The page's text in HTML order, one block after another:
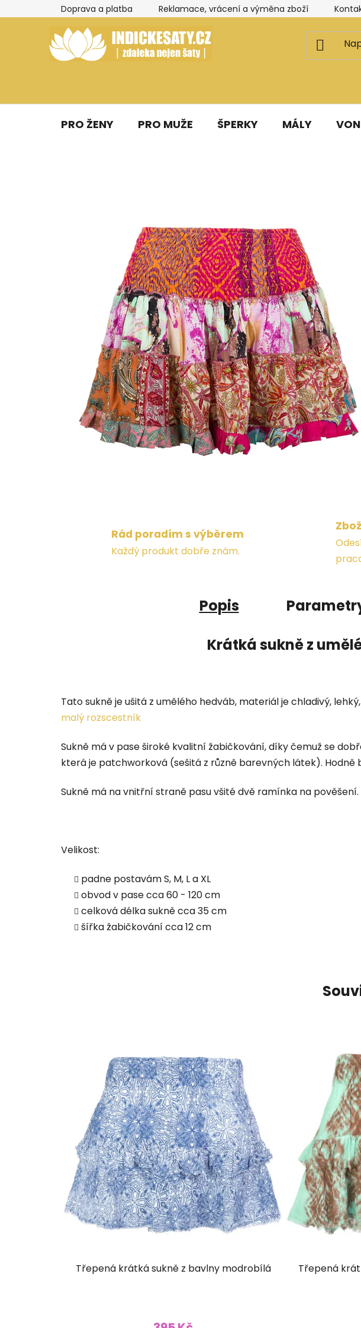
na
Doprava a platba Reklamace, vrácení a výměna zboží
PRO ŽENY PRO MUŽE ŠPERKY MÁLY
Rád poradím s výběrem
Každý produkt dobře znám.
Popis
Krátká sukně z
Tato sukně je ušitá z umělého hedváb, materiál je chladivý,
malý rozscestník
Sukně má v pase široké kvalitní žabičkování, díky čemuž se
která je patchworková (sešitá z různě barevných látek). Hodně
Sukně má na vnitřní straně pasu všité dvě ramínka na pověšení.
Velikost:
padne postavám S, M, L a XL
obvod v pase cca 60 - 120 cm
celková délka sukně cca 35 cm
šířka žabičkování cca 12 cm
Třepená krátká sukně z bavlny modrobílá
Třepená